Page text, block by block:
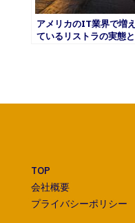
アメリカのIT業界で増え
ているリストラの実態と
TOP
会社概要
プライバシーポリシー